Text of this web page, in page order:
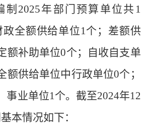
制 2025年部门预算单位共 1
政全额供给单位1个； 差额供
额补助单位0个；自收自支单
额供给单位中行政单位0个；
事业单位1个。截至2024年12
本情况如下：